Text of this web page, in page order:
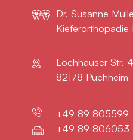
Dr. Susanne
Kieferorthopädie
Lochhauser Str. 4
82178 Puchheim
Telefon:+49 89 805599
Fax:
+49 89 806053